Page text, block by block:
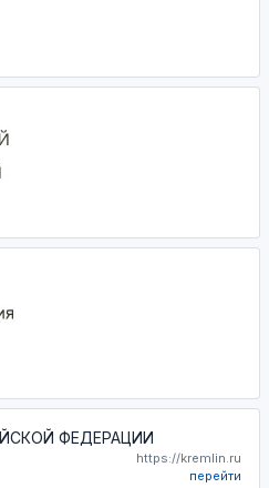
ФЕДЕРАЦИИ
https://kremlin.ru
перейти